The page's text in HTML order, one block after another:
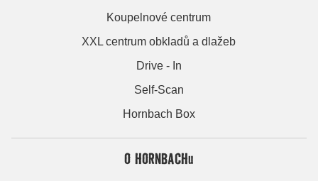
Koupelnové centrum
XXL centrum obkladů a dlažeb
Drive - In
Self-Scan
Hornbach Box
O HORNBACHu